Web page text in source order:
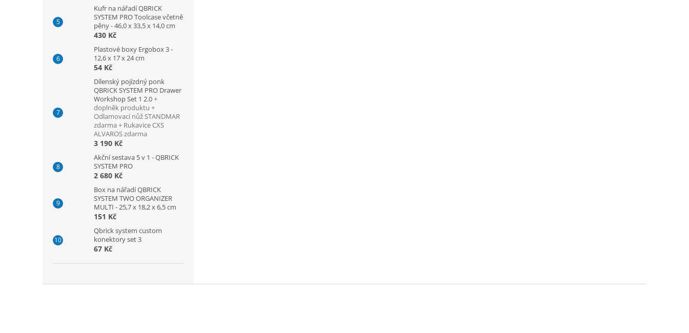
Kufr na nářadí QBRICK
SYSTEM PRO Toolcase včetně
pěny - 46,0 x 33,5 x 14,0 cm
430 Kč
Plastové boxy Ergobox 3 -
12,6 x 17 x 24 cm
54 Kč
Dílenský pojízdný ponk
QBRICK SYSTEM PRO Drawer
Workshop Set 1 2.0+
doplněk produktu +
Odlamovací nůž STANDMAR
zdarma + Rukavice CXS
ALVAROS zdarma
3 190 Kč
Akční sestava 5 v 1 - QBRICK
SYSTEM PRO
2 680 Kč
Box na nářadí QBRICK
SYSTEM TWO ORGANIZER
MULTI - 25,7 x 18,2 x 6,5 cm
151 Kč
Qbrick system custom
konektory set 3
67 Kč